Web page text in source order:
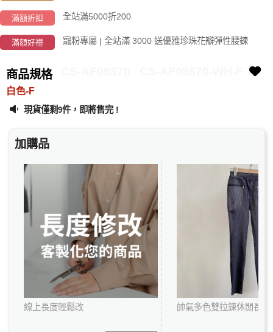
滿額折扣 全站滿5000折200
滿額好禮 寵粉專屬 | 全站滿 3000 送優雅珍珠花瓣彈性腰鍊
商品規格
白色-F
現貨僅剩9件，即將售完 !
加購品
線上長度輕鬆改 帥氣多色雙拉鍊休閒長褲